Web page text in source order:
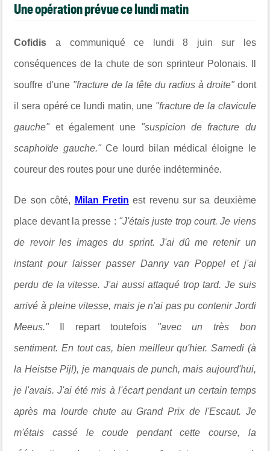
Une opération prévue ce lundi matin
Cofidis a communiqué ce lundi 8 juin sur les
conséquences de la chute de son sprinteur Polonais. Il
souffre d'une "fracture de la tête du radius à droite"dont
il sera opéré ce lundi matin, une "fracture de la clavicule
gauche" et également une "suspicion de fracture du
scaphoïde gauche."Ce lourd bilan médical éloigne le
coureur des routes pour une durée indéterminée.
De son côté, Milan Fretin est revenu sur sa deuxième
place devant la presse : "J'étais juste trop court. Je viens
de revoir les images du sprint. J'ai dû me retenir un
instant pour laisser passer Danny van Poppel et j'ai
perdu de la vitesse. J'ai aussi attaqué trop tard. Je suis
arrivé à pleine vitesse, mais je n'ai pas pu contenir Jordi
Meeus." Il repart toutefois "avec un très bon
sentiment. En tout cas, bien meilleur qu'hier. Samedi (à
la Heistse Pijl), je manquais de punch, mais aujourd'hui,
je l'avais. J'ai été mis à l'écart pendant un certain temps
après ma lourde chute au Grand Prix de l'Escaut. Je
m'étais cassé le coude pendant cette course, la